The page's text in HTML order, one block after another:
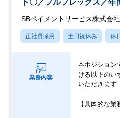
ト〇／フルフレックス／年
SBペイメントサービス株式会社
正社員採用 土日祝休み 休
業務内容
本ポジション
ける以下のい
いただきます
【具体的な業